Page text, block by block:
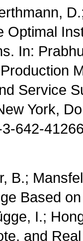
Optimal
In:
Service
York,
642-
B.;
Based
I.;
and